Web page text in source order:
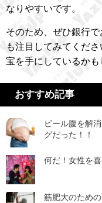
なりやすいです。
そのため、ぜひ銀行
も注目してみてくだ
宝を手にしているかも
おすすめ記事
ビール腹を解
グだった！！
何だ！女性を
筋肥大のため